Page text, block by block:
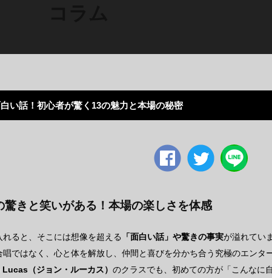
い話！初心者が驚く13の魅力と本場の秘密
きと笑いがある！本場の楽しさを体感
ると、そこには想像を超える 「面白い話」や驚きの事実が溢れてい
ではなく、心と体を解放し、仲間と喜びを分かち合う究極のエンタ
（ジョン・ルーカス） のクラスでも、初めての方が「こんなに